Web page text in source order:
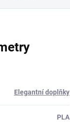
Elegantní doplňky
PLA